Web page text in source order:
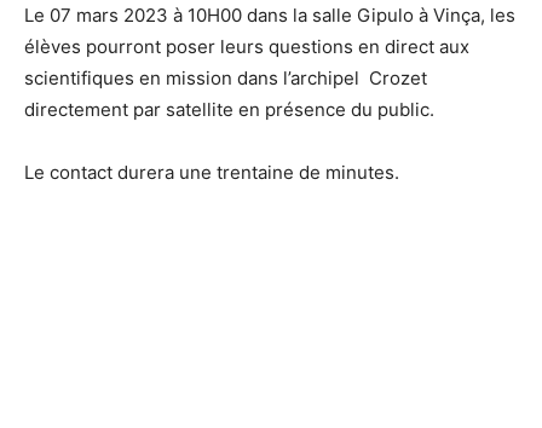
Le 07 mars 2023 à 10H00 dans la salle Gipulo à Vinça, les
élèves pourront poser leurs questions en direct aux
scientifiques en mission dans l’archipel Crozet
directement par satellite en présence du public.
Le contact durera une trentaine de minutes.